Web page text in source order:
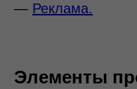
— Реклама.
Элементы